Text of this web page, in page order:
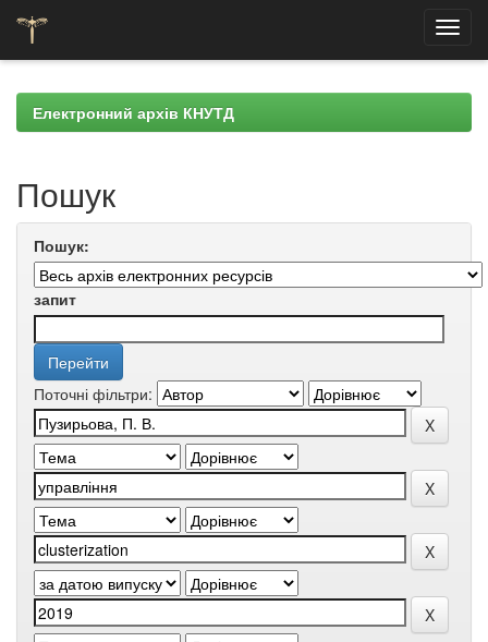
navigationЕлектронний архів КНУТД
Пошук
Пошук:
запит
Поточні фільтри: